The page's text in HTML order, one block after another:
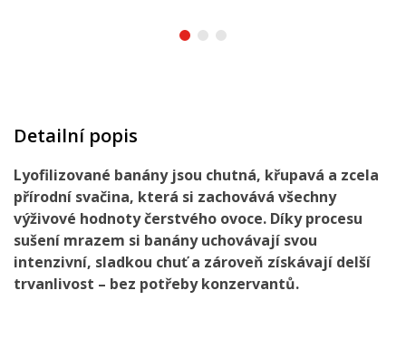
Detailní popis
Lyofilizované banány jsou chutná, křupavá a zcela
přírodní svačina, která si zachovává všechny
výživové hodnoty čerstvého ovoce. Díky procesu
sušení mrazem si banány uchovávají svou
intenzivní, sladkou chuť a zároveň získávají delší
trvanlivost – bez potřeby konzervantů.